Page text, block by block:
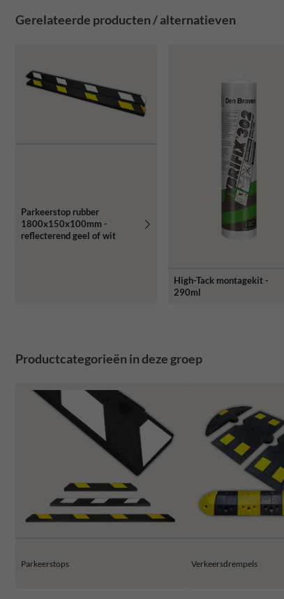
Gerelateerde producten / alternatieven
Parkeerstop rubber
1800x150x100mm -
reflecterend geel of wit
High-Tack montagekit -
290ml
Productcategorieën in deze groep
Parkeerstops Verkeersdrempels